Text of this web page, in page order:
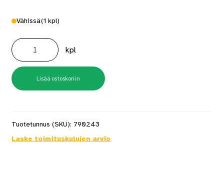
Vähissä(1 kpl)
Laatan
tasausjalusta
1,5mm/3-
15mm
300
kpl/pss
määrä
kpl
Lisää ostoskoriin
Tuotetunnus (SKU): 790243
Laske toimituskulujen arvio